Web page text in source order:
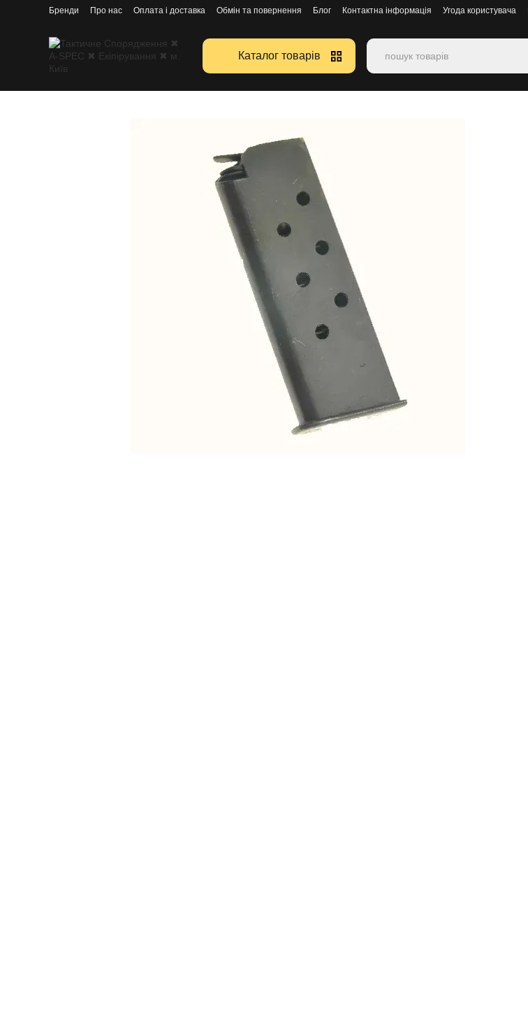
Перейти к основному контенту
Бренди Про нас Оплата і доставка Обмін та повернення Блог Контактна інформація Угода користувача
Каталог товарів